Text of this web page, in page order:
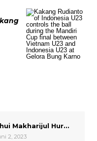
Makharijul Hur...
2, 2023